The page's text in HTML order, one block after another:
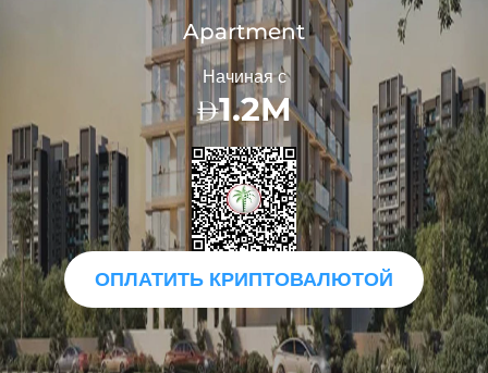
Apartment
Начиная с
1.2M
ОПЛАТИТЬ КРИПТОВАЛЮТОЙ